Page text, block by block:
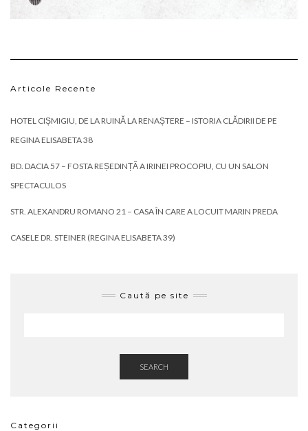
Articole Recente
HOTEL CIȘMIGIU, DE LA RUINĂ LA RENAȘTERE – ISTORIA CLĂDIRII DE PE
REGINA ELISABETA 38
BD. DACIA 57 – FOSTA REȘEDINȚĂ A IRINEI PROCOPIU, CU UN SALON
SPECTACULOS
STR. ALEXANDRU ROMANO 21 – CASA ÎN CARE A LOCUIT MARIN PREDA
CASELE DR. STEINER (REGINA ELISABETA 39)
Caută pe site
SEARCH
Categorii